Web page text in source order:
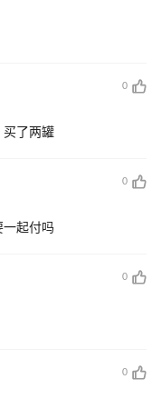
0
买了两罐
0
一起付吗
0
0